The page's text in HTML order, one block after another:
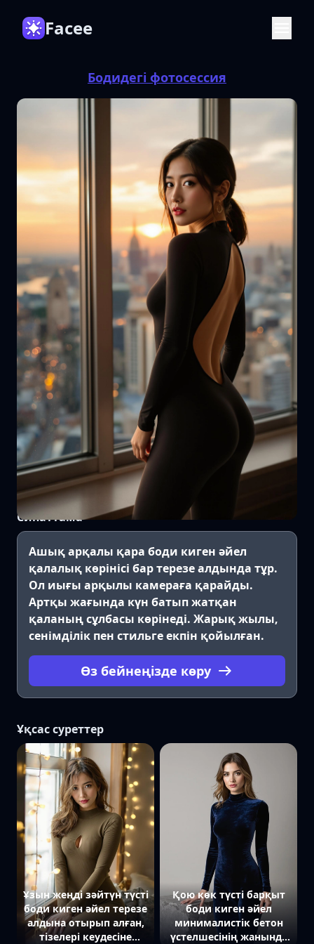
Facee
Бодидегі фотосессия
Сипаттама
Ашық арқалы қара боди киген әйел
қалалық көрінісі бар терезе алдында тұр.
Ол иығы арқылы камераға қарайды.
Артқы жағында күн батып жатқан
қаланың сұлбасы көрінеді. Жарық жылы,
сенімділік пен стильге екпін қойылған.
Өз бейнеңізде көру
Ұқсас суреттер
Ұзын жеңді зәйтүн түсті
боди киген әйел терезе
алдына отырып алған,
тізелері кеудесіне
Қою көк түсті барқыт
боди киген әйел
минималистік бетон
үстелшесінің жанында